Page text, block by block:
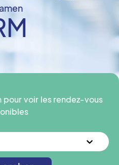
pour voir les rendez-vous